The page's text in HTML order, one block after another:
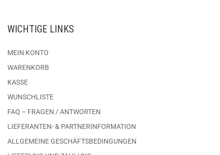
WICHTIGE LINKS
MEIN KONTO
WARENKORB
KASSE
WUNSCHLISTE
FAQ – FRAGEN / ANTWORTEN
LIEFERANTEN- & PARTNERINFORMATION
ALLGEMEINE GESCHÄFTSBEDINGUNGEN